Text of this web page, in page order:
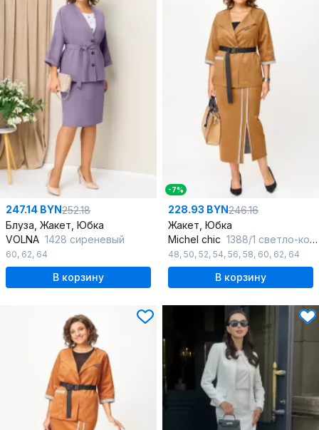
247.14 BYN252.18
Блуза, Жакет, Юбка
VOLNA 1428 сиреневый
60, 62, 64
В корзину
-7%
228.93 BYN246.16
Жакет, Юбка
Michel chic 1388/1 светло-коричневый
48, 50, 52, 54, 56, 58, 60, 62, 64
В корзину